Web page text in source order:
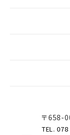
〒658-
TEL.